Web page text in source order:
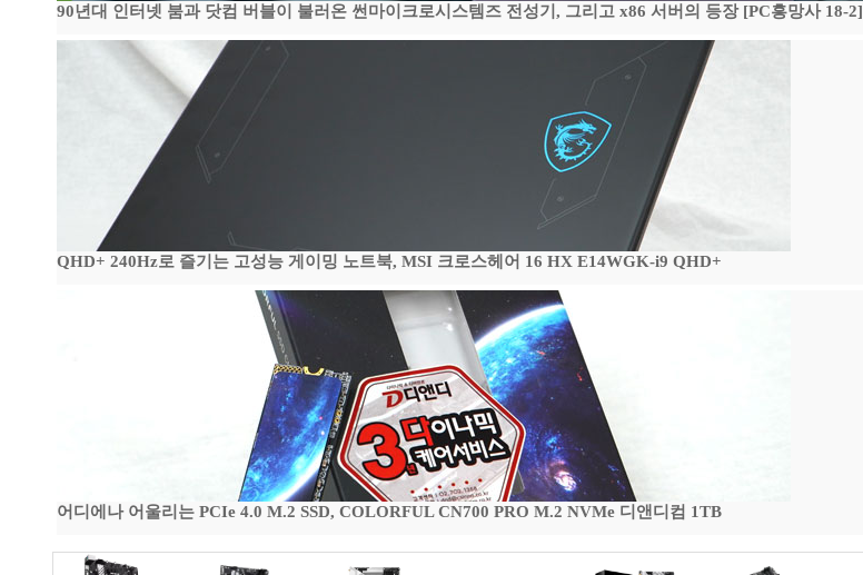
90년대 인터넷 붐과 닷컴 버블이 불러온 썬마이크로시스템즈 전성기, 그리고 x86 서버의 등장 [PC흥망사 18-2]
QHD+ 240Hz로 즐기는 고성능 게이밍 노트북, MSI 크로스헤어 16 HX E14WGK-i9 QHD+
어디에나 어울리는 PCIe 4.0 M.2 SSD, COLORFUL CN700 PRO M.2 NVMe 디앤디컴 1TB